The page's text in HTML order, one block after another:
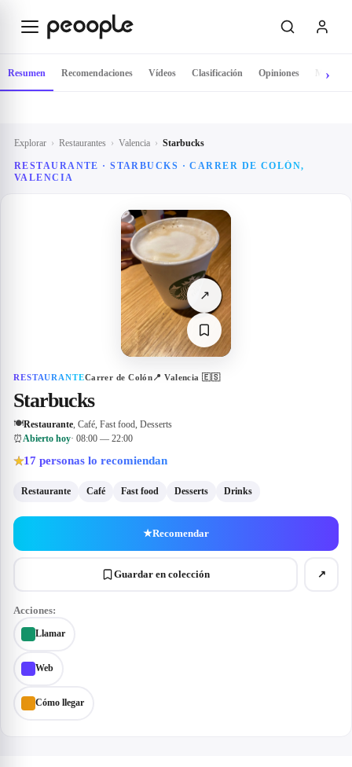
Explorar › Restaurantes › Valencia › Starbucks
RESTAURANTE · STARBUCKS · CARRER DE COLÓN,
VALENCIA
↗
RESTAURANTECarrer de Colón📍Valencia 🇪🇸
Starbucks
🍽Restaurante , Café, Fast food, Desserts
⏰ Abierto hoy· 08:00 — 22:00
★17 personas lo recomiendan
Restaurante Café Fast food Desserts Drinks
★Recomendar
Guardar en colección ↗
Acciones:
Llamar
Web
Cómo llegar
Resumen Recomendaciones Vídeos Clasificación Opiniones Mapa